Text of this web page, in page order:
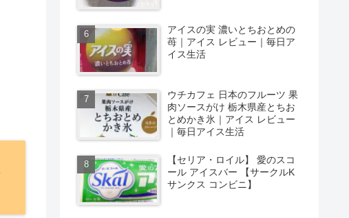
アイスの実 濃いとちおとめの
苺｜アイス レビュー｜毎日ア
イス生活
ウチカフェ 日本のフルーツ 果
肉ソースがけ 栃木県産とちお
とめかき氷｜アイス レビュー
｜毎日アイス生活
【セリア・ロイル】 愛のスコ
ール アイスバー 【サークルK
サンクス コンビニ】